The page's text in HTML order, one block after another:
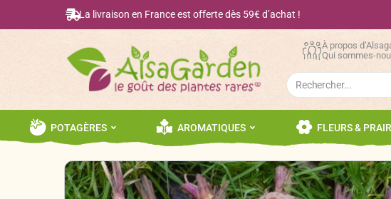
La livraison en France est offerte dès 59€ d’achat !
À propos
Qui sommes-
Search
for:
POTAGÈRES AROMATIQUES FLEURS &